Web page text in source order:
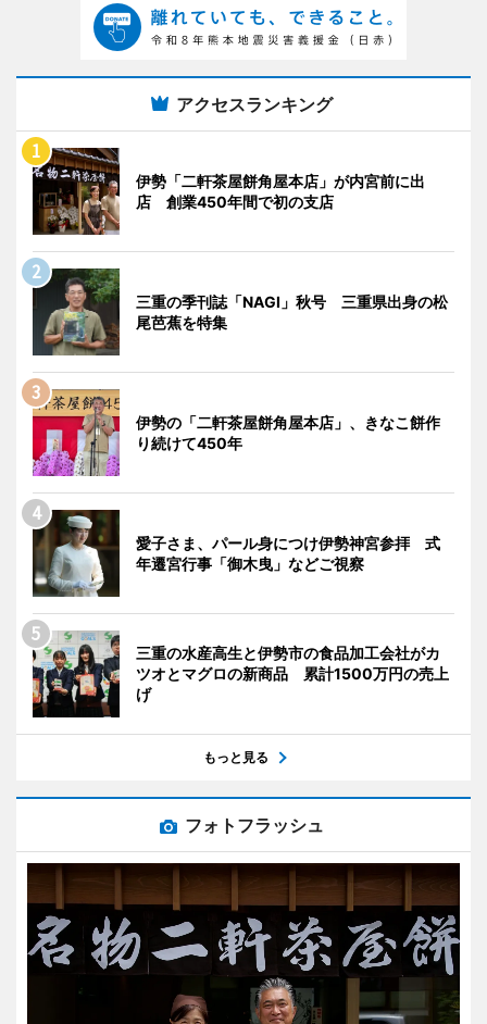
アクセスランキング
伊勢「二軒茶屋餅角屋本店」が内宮前に出
店 創業450年間で初の支店
三重の季刊誌「NAGI」秋号 三重県出身の松
尾芭蕉を特集
伊勢の「二軒茶屋餅角屋本店」、きなこ餅作
り続けて450年
愛子さま、パール身につけ伊勢神宮参拝 式
年遷宮行事「御木曳」などご視察
三重の水産高生と伊勢市の食品加工会社がカ
ツオとマグロの新商品 累計1500万円の売上
げ
もっと見る
フォトフラッシュ